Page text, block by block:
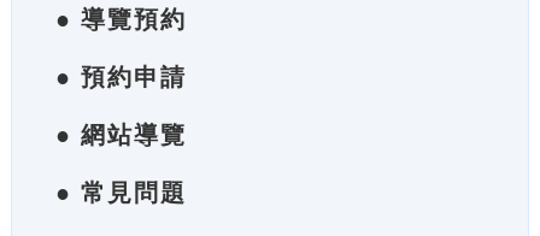
● 導覽預約
● 預約申請
● 網站導覽
● 常見問題